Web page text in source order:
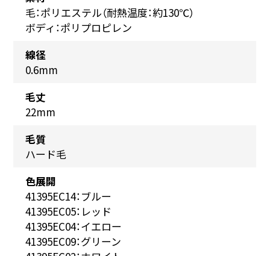
毛：ポリエステル（耐熱温度：約130℃）
ボディ：ポリプロピレン
線径
0.6mm
毛丈
22mm
毛質
ハード毛
色展開
41395EC14：ブルー
41395EC05：レッド
41395EC04：イエロー
41395EC09：グリーン